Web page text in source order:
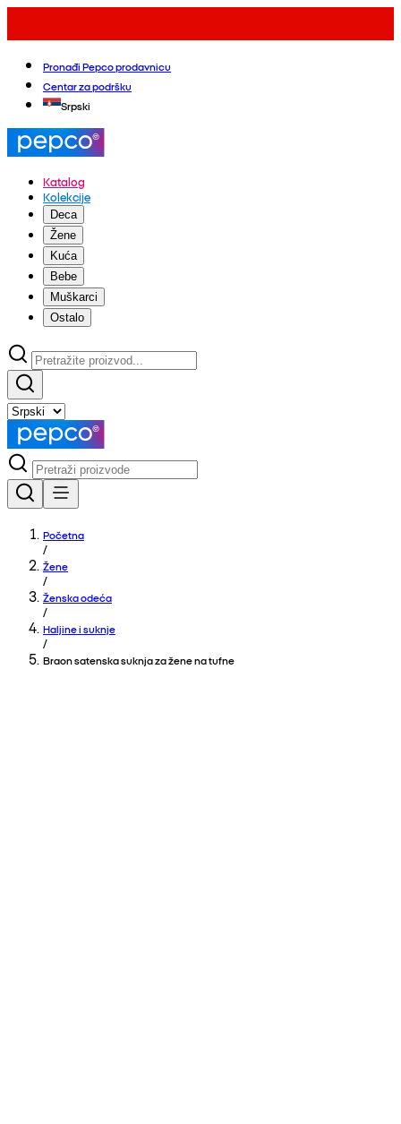
Pronađi Pepco prodavnicu
Centar za podršku
Srpski
Katalog
Kolekcije
Deca
Žene
Kuća
Bebe
Muškarci
Ostalo
Početna
/
Žene
/
Ženska odeća
/
Haljine i suknje
/
Braon satenska suknja za žene na tufne